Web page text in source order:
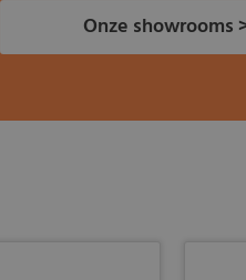
Onze showrooms